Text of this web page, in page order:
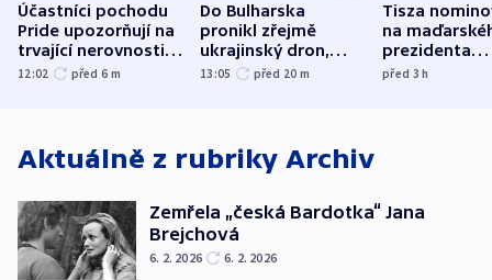
Účastníci pochodu
Pride upozorňují na
trvající nerovnosti i
společenskou
12:02 před 6 m
Do Bulharska
pronikl zřejmě
ukrajinský dron,
explodoval kilometr
13:05 před 20 m
Tisza
na
prezidenta
bývalého
před 3h
Aktuálně z rubriky Archiv
Zemřela „česká Bardotka“ Jana
Brejchová
6. 2. 2026 6. 2. 2026